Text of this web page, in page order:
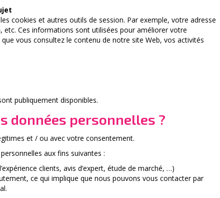
cookies et autres outils de session. Par exemple, votre adresse
etc. Ces informations sont utilisées pour améliorer votre
vous consultez le contenu de notre site Web, vos activités
publiquement disponibles.
données personnelles ?
et / ou avec votre consentement.
aux fins suivantes :
clients, avis d’expert, étude de marché, …)
ce qui implique que nous pouvons vous contacter par